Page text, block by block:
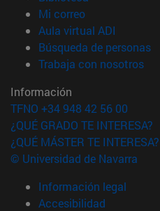
Mi correo(abre en nueva
Aula virtual ADI
Búsqueda de personas
Trabaja con nosotros
Información
TFNO +34 948 42 56 00
¿QUÉ GRADO TE INTERESA?
¿QUÉ MÁSTER TE INTERESA?
© Universidad de Navarra
Información legal
Accesibilidad